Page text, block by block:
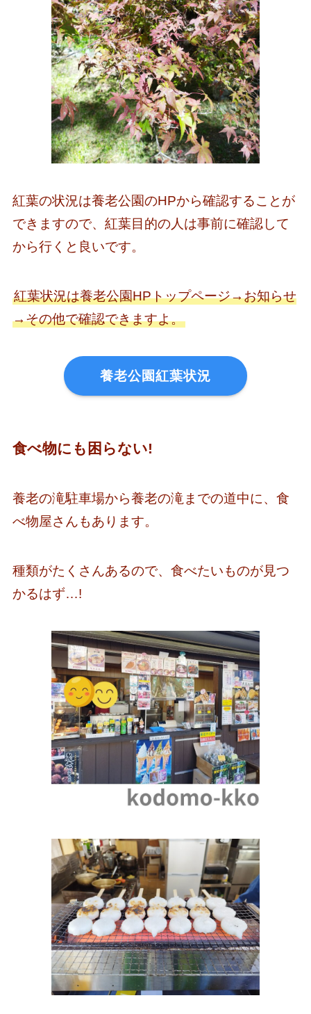
紅葉の状況は養老公園のHPから確認することが
できますので、紅葉目的の人は事前に確認して
から行くと良いです。
紅葉状況は養老公園HPトップページ→お知らせ
→その他で確認できますよ。
養老公園紅葉状況
食べ物にも困らない!
養老の滝駐車場から養老の滝までの道中に、食
べ物屋さんもあります。
種類がたくさんあるので、食べたいものが見つ
かるはず…!